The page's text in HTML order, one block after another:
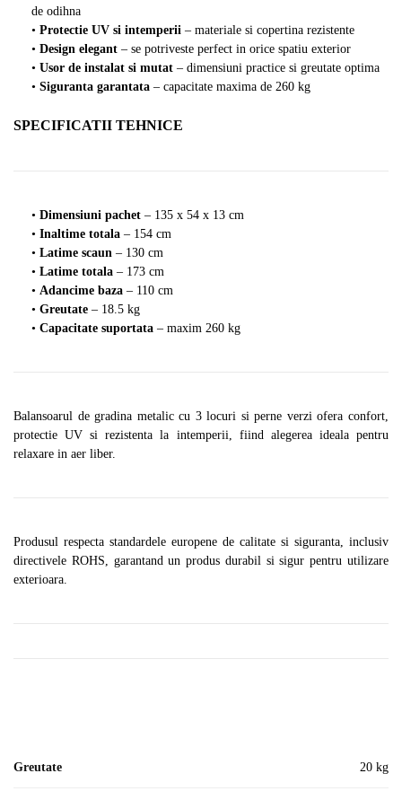
de odihna
• Protectie UV si intemperii – materiale si copertina rezistente
• Design elegant – se potriveste perfect in orice spatiu exterior
• Usor de instalat si mutat – dimensiuni practice si greutate optima
• Siguranta garantata – capacitate maxima de 260 kg
SPECIFICATII TEHNICE
• Dimensiuni pachet – 135 x 54 x 13 cm
• Inaltime totala – 154 cm
• Latime scaun – 130 cm
• Latime totala – 173 cm
• Adancime baza – 110 cm
• Greutate – 18.5 kg
• Capacitate suportata – maxim 260 kg
Balansoarul de gradina metalic cu 3 locuri si perne verzi ofera confort,
protectie UV si rezistenta la intemperii, fiind alegerea ideala pentru
relaxare in aer liber.
Produsul respecta standardele europene de calitate si siguranta, inclusiv
directivele ROHS, garantand un produs durabil si sigur pentru utilizare
exterioara.
Greutate 20 kg